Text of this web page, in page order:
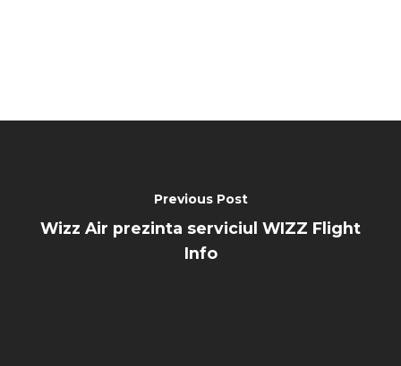
Previous Post
Wizz Air prezinta serviciul WIZZ Flight
Info